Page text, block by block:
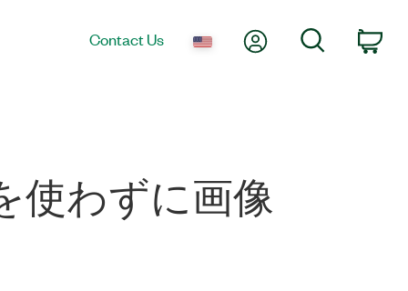
Contact Us My AccountSearch
使わずに画像